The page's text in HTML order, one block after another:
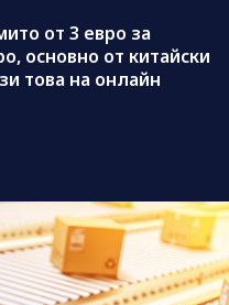
от 3 евро за
основно от китайски
това на онлайн